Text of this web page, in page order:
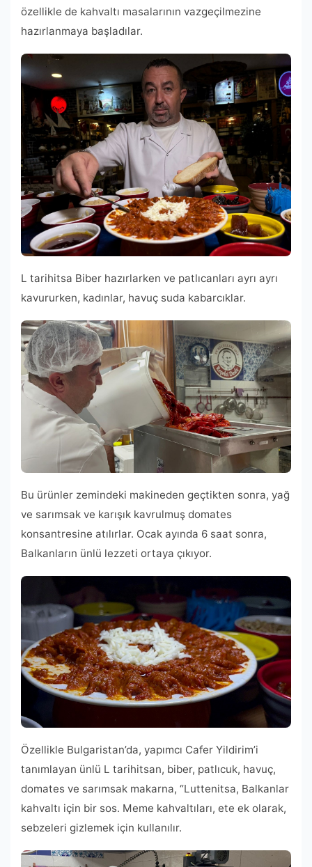
özellikle de kahvaltı masalarının vazgeçilmezine
hazırlanmaya başladılar.
L tarihitsa Biber hazırlarken ve patlıcanları ayrı ayrı
kavururken, kadınlar, havuç suda kabarcıklar.
Bu ürünler zemindeki makineden geçtikten sonra, yağ
ve sarımsak ve karışık kavrulmuş domates
konsantresine atılırlar. Ocak ayında 6 saat sonra,
Balkanların ünlü lezzeti ortaya çıkıyor.
Özellikle Bulgaristan’da, yapımcı Cafer Yildirim’i
tanımlayan ünlü L tarihitsan, biber, patlıcuk, havuç,
domates ve sarımsak makarna, “Luttenitsa, Balkanlar
kahvaltı için bir sos. Meme kahvaltıları, ete ek olarak,
sebzeleri gizlemek için kullanılır.